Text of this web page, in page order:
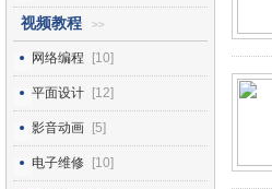
视频教程 >>
网络编程 [10]
平面设计 [12]
影音动画 [5]
电子维修 [10]